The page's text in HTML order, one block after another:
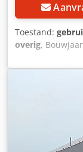
Toestand:
overig,
Laadvermogen:
38.000 kg